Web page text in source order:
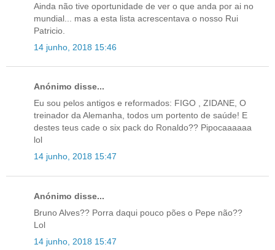
Ainda não tive oportunidade de ver o que anda por ai no
mundial... mas a esta lista acrescentava o nosso Rui
Patricio.
14 junho, 2018 15:46
Anónimo disse...
Eu sou pelos antigos e reformados: FIGO , ZIDANE, O
treinador da Alemanha, todos um portento de saúde! E
destes teus cade o six pack do Ronaldo?? Pipocaaaaaa
lol
14 junho, 2018 15:47
Anónimo disse...
Bruno Alves?? Porra daqui pouco pões o Pepe não??
Lol
14 junho, 2018 15:47